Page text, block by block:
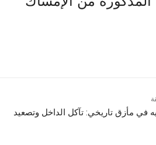
في مأزق تاريخي: تآكل الداخل وتصعيد